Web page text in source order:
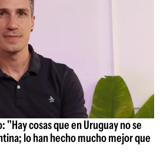
"Hay cosas que en Uruguay no se
lo han hecho mucho mejor que